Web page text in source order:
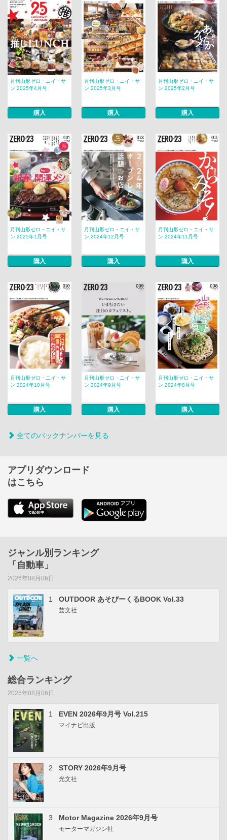
月刊山形ゼロ・ニイ・サ
ン 2025年4月号
購入
月刊山形ゼロ・ニイ・サ
ン 2025年3月号
購入
月刊山形ゼロ・ニイ・サ
ン 2025年2月号
購入
月刊山形ゼロ・ニイ・サ
ン 2025年1月号
購入
月刊山形ゼロ・ニイ・サ
ン 2024年12月号
購入
月刊山形ゼロ・ニイ・サ
ン 2024年11月号
購入
月刊山形ゼロ・ニイ・サ
ン 2024年10月号
購入
月刊山形ゼロ・ニイ・サ
ン 2024年9月号
購入
月刊山形ゼロ・ニイ・サ
ン 2024年8月号
購入
全てのバックナンバーを見る
アプリダウンロード
はこちら
ジャンル別ランキング
「自動車」
2026年08月06日
1 OUTDOOR あそびーくるBOOK Vol.33
芸文社
一覧へ
総合ランキング
2026年08月06日
1 EVEN 2026年9月号 Vol.215
マイナビ出版
2 STORY 2026年9月号
光文社
3 Motor Magazine 2026年9月号
モーターマガジン社